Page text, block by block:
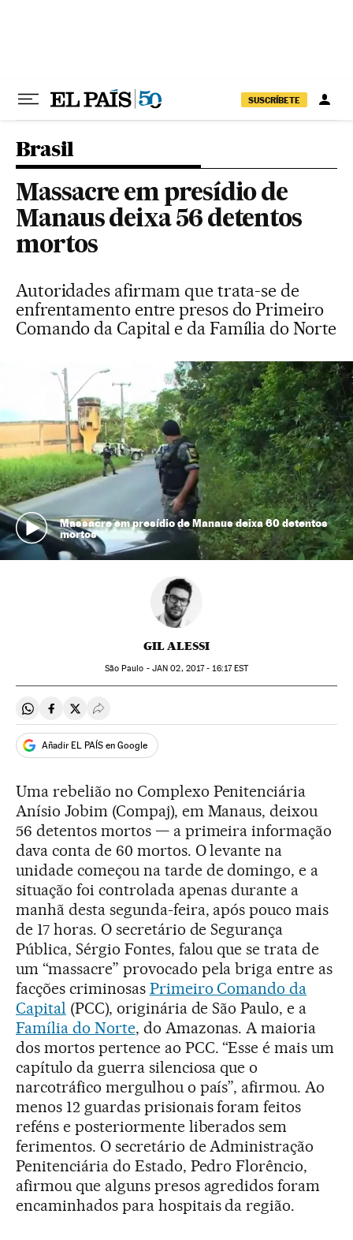
SUSCRÍBETE
Brasil
Massacre em presídio de
Manaus deixa 56 detentos
mortos
Autoridades afirmam que trata-se de
enfrentamento entre presos do Primeiro
Comando da Capital e da Família do Norte
Massacre em presídio de Manaus deixa 60 detentos
mortos
GIL ALESSI
São Paulo - JAN 02, 2017 - 16:17EST
Compartir en Whatsapp
Compartir en Facebook
Compartir en Twitter
Desplegar Redes Sociales
Añadir EL PAÍS en Google
Uma rebelião no Complexo Penitenciária
Anísio Jobim (Compaj), em Manaus, deixou
56 detentos mortos — a primeira informação
dava conta de 60 mortos. O levante na
unidade começou na tarde de domingo, e a
situação foi controlada apenas durante a
manhã desta segunda-feira, após pouco mais
de 17 horas. O secretário de Segurança
Pública, Sérgio Fontes, falou que se trata de
um “massacre” provocado pela briga entre as
facções criminosas Primeiro Comando da
Capital (PCC), originária de São Paulo, e a
Família do Norte, do Amazonas. A maioria
dos mortos pertence ao PCC. “Esse é mais um
capítulo da guerra silenciosa que o
narcotráfico mergulhou o país”, afirmou. Ao
menos 12 guardas prisionais foram feitos
reféns e posteriormente liberados sem
ferimentos. O secretário de Administração
Penitenciária do Estado, Pedro Florêncio,
afirmou que alguns presos agredidos foram
encaminhados para hospitais da região.